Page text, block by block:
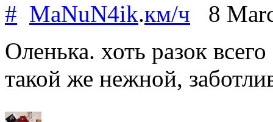
# MaNuN4ik.км/ч 8
Оленька. хоть разок
такой же нежной,